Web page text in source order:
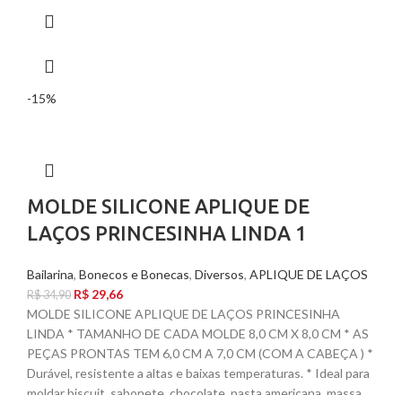
-15%
MOLDE SILICONE APLIQUE DE
LAÇOS PRINCESINHA LINDA 1
Bailarina, Bonecos e Bonecas, Diversos, APLIQUE DE LAÇOS
R$34,90 R$ 29,66
MOLDE SILICONE APLIQUE DE LAÇOS PRINCESINHA
LINDA * TAMANHO DE CADA MOLDE 8,0 CM X 8,0 CM * AS
PEÇAS PRONTAS TEM 6,0 CM A 7,0 CM (COM A CABEÇA ) *
Durável, resistente a altas e baixas temperaturas. * Ideal para